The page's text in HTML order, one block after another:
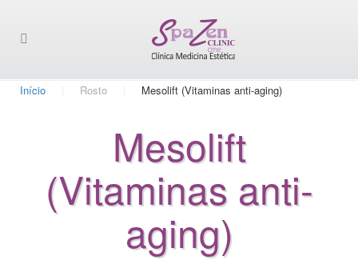
Início Rosto Mesolift (Vitaminas anti-aging)
Mesolift
(Vitaminas anti-
aging)